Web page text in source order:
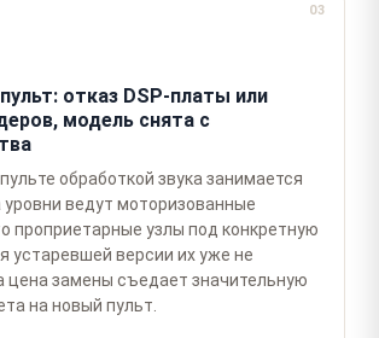
03
отказ DSP-платы или
модель снята с
обработкой звука занимается
уровни ведут моторизованные
проприетарные узлы под конкретную
устаревшей версии их уже не
цена замены съедает значительную
на новый пульт.